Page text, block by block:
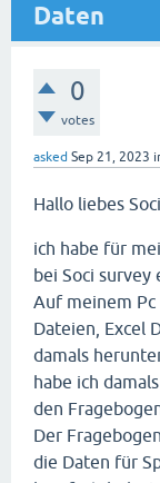
Daten
0
votes
asked Sep 21, 2023
Hallo liebes
ich habe für
bei Soci survey
Auf meinem
Dateien, Excel
damals
habe ich
den
Der
die Daten für